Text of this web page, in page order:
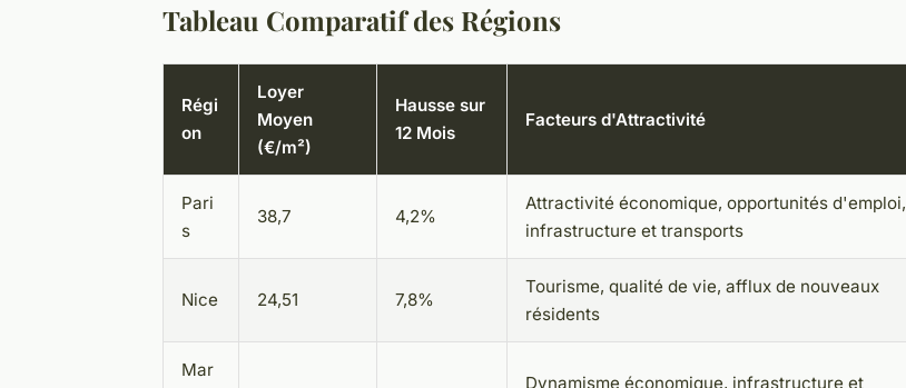
Tableau Comparatif des Régions
Régi
on
Loyer
Moyen
(€/m²)
Hausse sur
12 Mois
Facteurs d'Attractivité
Pari
s
38,7 4,2%
Attractivité économique, opportunités d'emploi,
infrastructure et transports
Nice 24,51 7,8%
Tourisme, qualité de vie, afflux de nouveaux
résidents
Mar
Dynamisme économique, infrastructure et